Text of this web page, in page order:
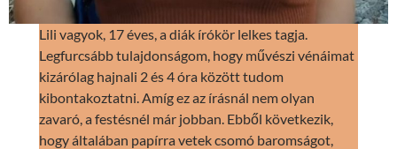
Lili vagyok, 17 éves, a diák írókör lelkes tagja.
Legfurcsább tulajdonságom, hogy művészi vénáimat
kizárólag hajnali 2 és 4 óra között tudom
kibontakoztatni. Amíg ez az írásnál nem olyan
zavaró, a festésnél már jobban. Ebből következik,
hogy általában papírra vetek csomó baromságot,